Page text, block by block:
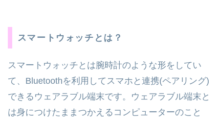
スマートウォッチとは？
スマートウォッチとは腕時計のような形をしてい
て、Bluetoothを利用してスマホと連携(ペアリング)
できるウェアラブル端末です。ウェアラブル端末と
は身につけたままつかえるコンピューターのこと